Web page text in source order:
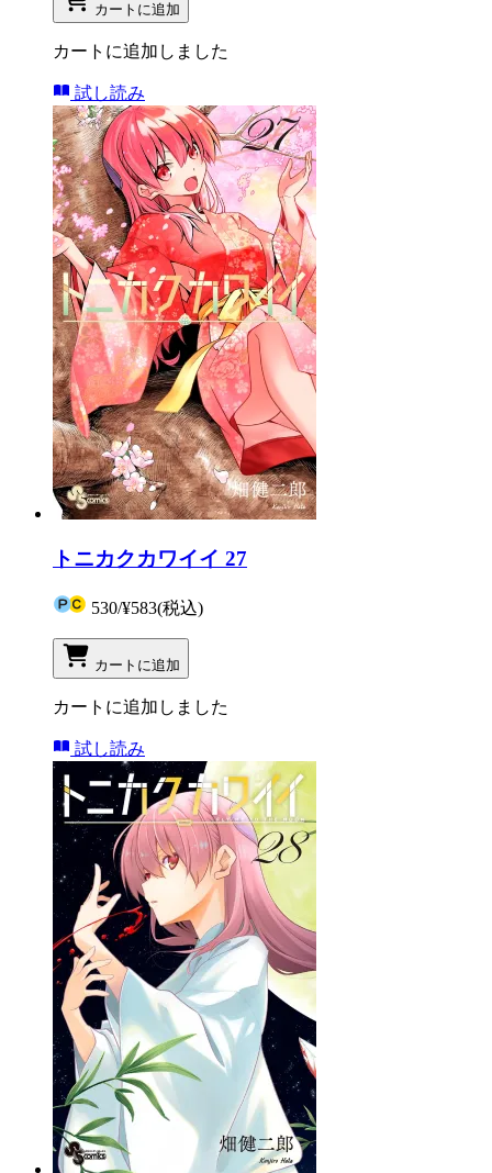
カートに追加
カートに追加しました
試し読み
トニカクカワイイ 27
530/¥583(税込)
カートに追加
カートに追加しました
試し読み